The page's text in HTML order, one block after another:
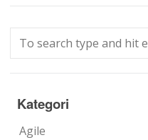
Kategori
Agile